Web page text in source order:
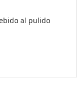
al pulido